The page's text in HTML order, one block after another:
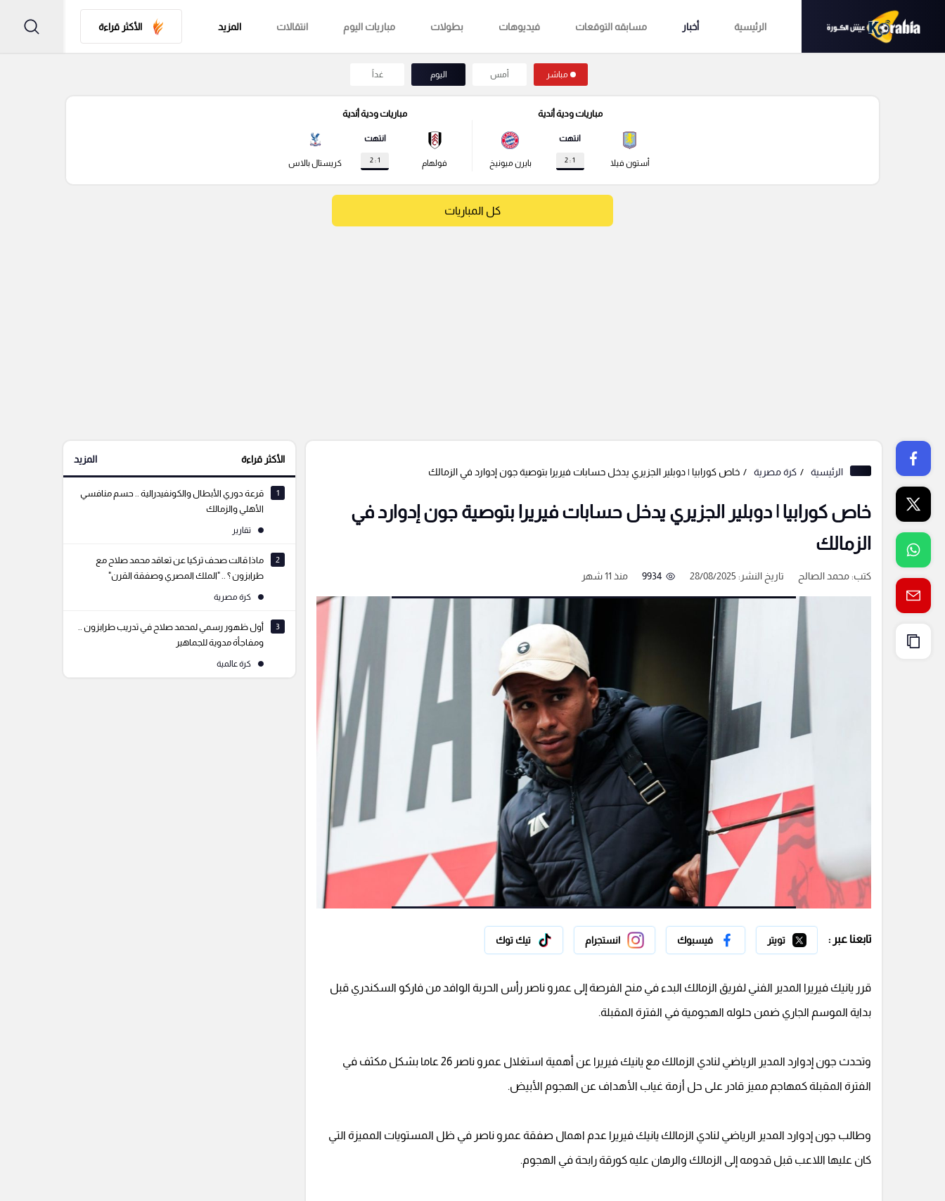
الرئيسية أخبار مسابقه التوقعات فيديوهات بطولات مباريات اليوم انتقالات المزيد الأكثر قراءة
مباشر أمس اليوم غداً
مباريات ودية أندية
أستون فيلا
انتهت
1 : 2 بايرن ميونيخ
مباريات ودية أندية
فولهام
انتهت
1 : 2 كريستال بالاس
كل المباريات
الرئيسية كرة مصرية خاص كورابيا | دوبلير الجزيري يدخل حسابات فيريرا بتوصية جون إدوارد في الزمالك
خاص كورابيا | دوبلير الجزيري يدخل حسابات فيريرا بتوصية جون إدوارد في
الزمالك
كتب:محمد الصالح تاريخ النشر: 28/08/2025 9934 منذ 11 شهر
تابعنا عبر : تويتر فيسبوك انستجرام تيك توك
قرر يانيك فيريرا المدير الفني لفريق الزمالك البدء في منح الفرصة إلى عمرو ناصر رأس الحربة الوافد من فاركو السكندري قبل
بداية الموسم الجاري ضمن حلوله الهجومية في الفترة المقبلة.
وتحدث جون إدوارد المدير الرياضي لنادي الزمالك مع يانيك فيريرا عن أهمية استغلال عمرو ناصر 26 عاما بشكل مكثف في
الفترة المقبلة كمهاجم مميز قادر على حل أزمة غياب الأهداف عن الهجوم الأبيض.
وطالب جون إدوارد المدير الرياضي لنادي الزمالك يانيك فيريرا عدم اهمال صفقة عمرو ناصر في ظل المستويات المميزة التي
كان عليها اللاعب قبل قدومه إلى الزمالك والرهان عليه كورقة رابحة في الهجوم.
الأكثر قراءة المزيد
1
قرعة دوري الأبطال والكونفيدرالية .. حسم منافسي
الأهلي والزمالك
تقارير
2
ماذا قالت صحف تركيا عن تعاقد محمد صلاح مع
طرابزون ؟ .. "الملك المصري وصفقة القرن"
كرة مصرية
3
أول ظهور رسمي لمحمد صلاح في تدريب طرابزون ..
ومفاجأة مدوية للجماهير
كرة عالمية